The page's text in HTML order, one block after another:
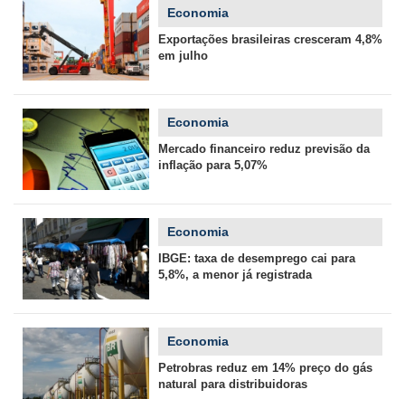
Economia
Exportações brasileiras cresceram 4,8%
em julho
Economia
Mercado financeiro reduz previsão da
inflação para 5,07%
Economia
IBGE: taxa de desemprego cai para
5,8%, a menor já registrada
Economia
Petrobras reduz em 14% preço do gás
natural para distribuidoras